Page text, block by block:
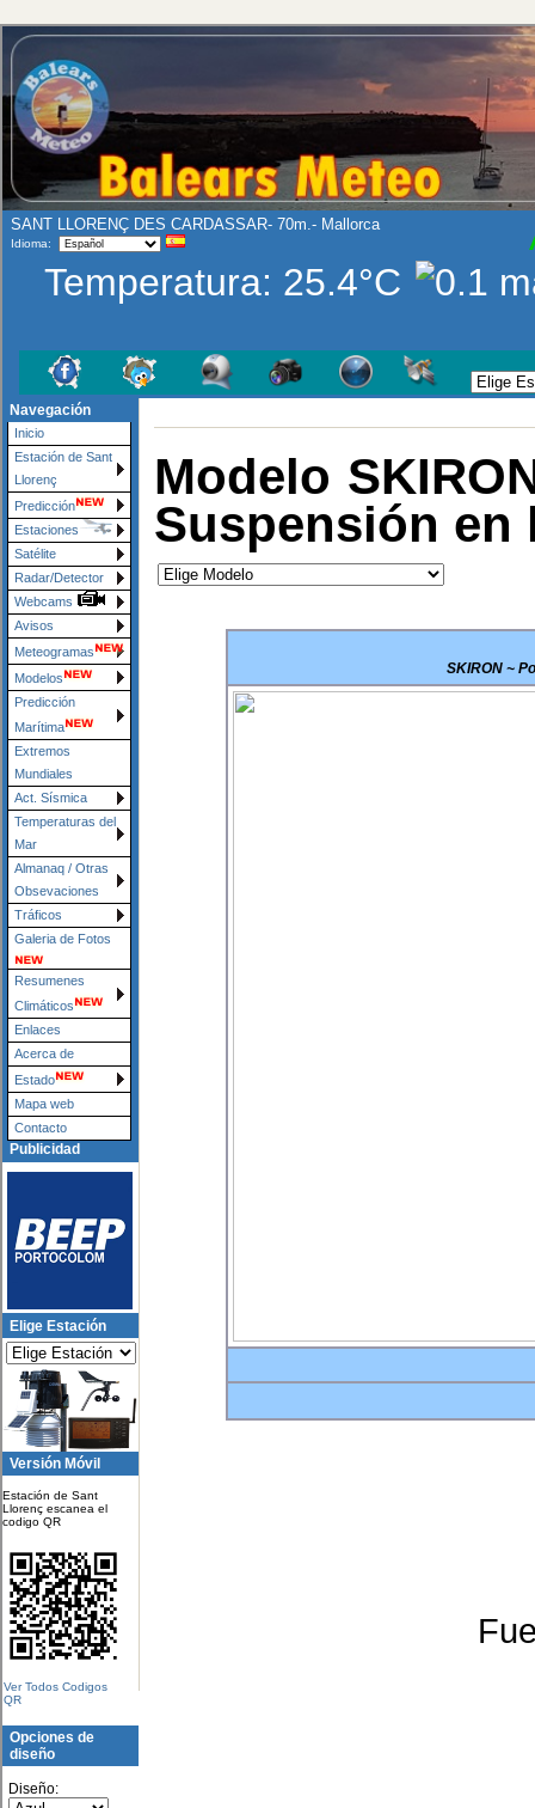
SANT LLORENÇ DES CARDASSAR- 70m.- Mallorca
Idioma:
Temperatura: 25.4°C
Navegación
Inicio
Estación de Sant
Llorenç
Predicción
Estaciones
Satélite
Radar/Detector
Webcams
Avisos
Meteogramas
Modelos
Predicción
Marítima
Extremos
Mundiales
Act. Sísmica
Temperaturas del
Mar
Almanaq / Otras
Obsevaciones
Tráficos
Galeria de Fotos
Resumenes
Climáticos
Enlaces
Acerca de
Estado
Mapa web
Contacto
Publicidad
Elige Estación
Versión Móvil
Estación de Sant
Llorenç escanea el
codigo QR
Ver Todos Codigos
QR
Opciones de
diseño
Diseño:
Modelo
Suspensión en
SKIRON ~